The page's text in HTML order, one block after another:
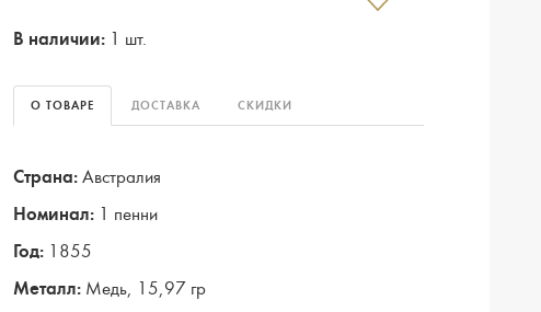
В наличии: 1 шт.
О ТОВАРЕ ДОСТАВКА СКИДКИ
Страна: Австралия
Номинал: 1 пенни
Год: 1855
Металл: Медь, 15,97 гр